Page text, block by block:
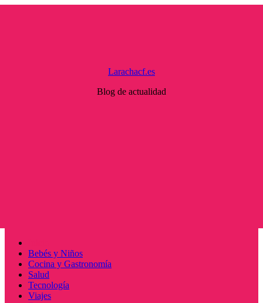
Larachacf.es
Blog de actualidad
Menú
principalBebés y Niños
Cocina y Gastronomía
Salud
Tecnología
Viajes